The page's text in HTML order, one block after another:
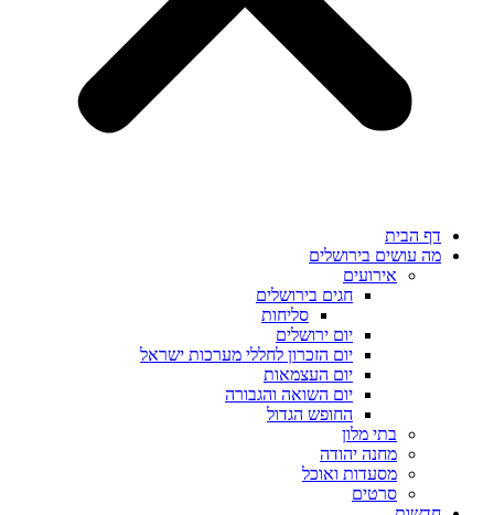
דף הבית
מה עושים בירושלים
אירועים
חגים בירושלים
סליחות
יום ירושלים
יום הזכרון לחללי מערכות ישראל
יום העצמאות
יום השואה והגבורה
החופש הגדול
בתי מלון
מחנה יהודה
מסעדות ואוכל
סרטים